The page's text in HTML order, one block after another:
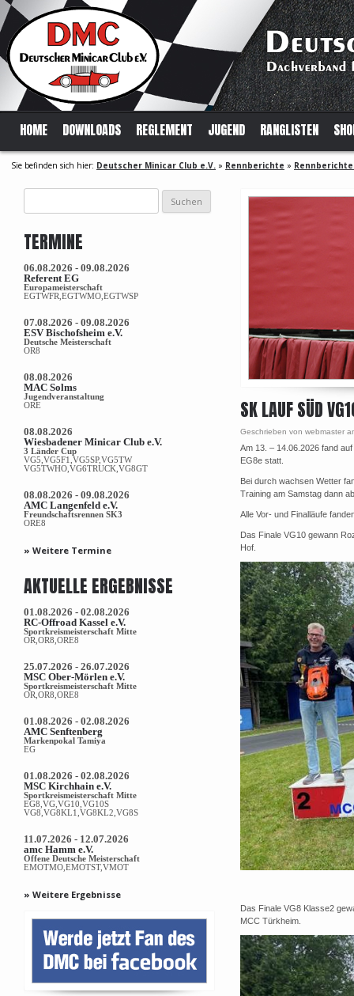
HOME DOWNLOADS REGLEMENT JUGEND RANGLISTEN
Sie befinden sich hier: Deutscher Minicar Club e.V. » Rennberichte »
SK LAUF SÜD
Geschrieben von webmaster
Am 13. – 14.06.2026 fand
EG8e statt.
Bei durch wachsen Wetter
Training am Samstag dann
Alle Vor- und Finalläufe
Das Finale VG10 gewann
Hof.
Das Finale VG8 Klasse2
MCC Türkheim.
nach:
TERMINE
06.08.2026 - 09.08.2026
Referent EG
Europameisterschaft
EGTWFR,EGTWMO,EGTWSP
07.08.2026 - 09.08.2026
ESV Bischofsheim e.V.
Deutsche Meisterschaft
OR8
08.08.2026
MAC Solms
Jugendveranstaltung
ORE
08.08.2026
Wiesbadener Minicar Club e.V.
3 Länder Cup
VG5,VG5F1,VG5SP,VG5TW
VG5TWHO,VG6TRUCK,VG8GT
08.08.2026 - 09.08.2026
AMC Langenfeld e.V.
Freundschaftsrennen SK3
ORE8
» Weitere Termine
AKTUELLE ERGEBNISSE
01.08.2026 - 02.08.2026
RC-Offroad Kassel e.V.
Sportkreismeisterschaft Mitte
OR,OR8,ORE8
25.07.2026 - 26.07.2026
MSC Ober-Mörlen e.V.
Sportkreismeisterschaft Mitte
OR,OR8,ORE8
01.08.2026 - 02.08.2026
AMC Senftenberg
Markenpokal Tamiya
EG
01.08.2026 - 02.08.2026
MSC Kirchhain e.V.
Sportkreismeisterschaft Mitte
EG8,VG,VG10,VG10S
VG8,VG8KL1,VG8KL2,VG8S
11.07.2026 - 12.07.2026
amc Hamm e.V.
Offene Deutsche Meisterschaft
EMOTMO,EMOTST,VMOT
» Weitere Ergebnisse